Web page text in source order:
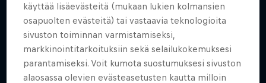
Shades of Winter: PURE
VAPAALASKU
käyttää lisäevästeitä (mukaan lukien kolmansien
osapuolten evästeitä) tai vastaavia teknologioita
sivuston toiminnan varmistamiseksi,
markkinointitarkoituksiin sekä selailukokemuksesi
parantamiseksi. Voit kumota suostumuksesi sivuston
alaosassa olevien evästeasetusten kautta milloin